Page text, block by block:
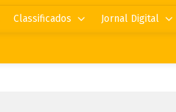
Classificados Jornal Digital